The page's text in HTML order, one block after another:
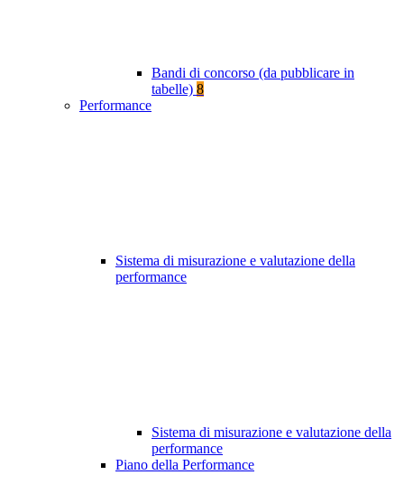
Bandi di concorso (da pubblicare in
tabelle) 8
Performance
Sistema di misurazione e valutazione della
performance
Sistema di misurazione e valutazione della
performance
Piano della Performance